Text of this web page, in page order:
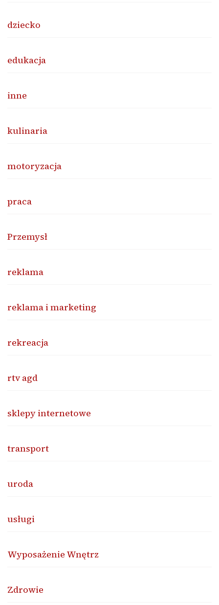
dziecko
edukacja
inne
kulinaria
motoryzacja
praca
Przemysł
reklama
reklama i marketing
rekreacja
rtv agd
sklepy internetowe
transport
uroda
usługi
Wyposażenie Wnętrz
Zdrowie